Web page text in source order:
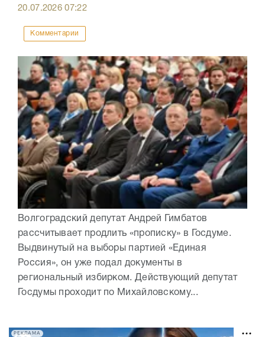
20.07.202607:22
Комментарии
Волгоградский депутат Андрей Гимбатов
рассчитывает продлить «прописку» в Госдуме.
Выдвинутый на выборы партией «Единая
Россия», он уже подал документы в
региональный избирком. Действующий депутат
Госдумы проходит по Михайловскому...
РЕКЛАМА